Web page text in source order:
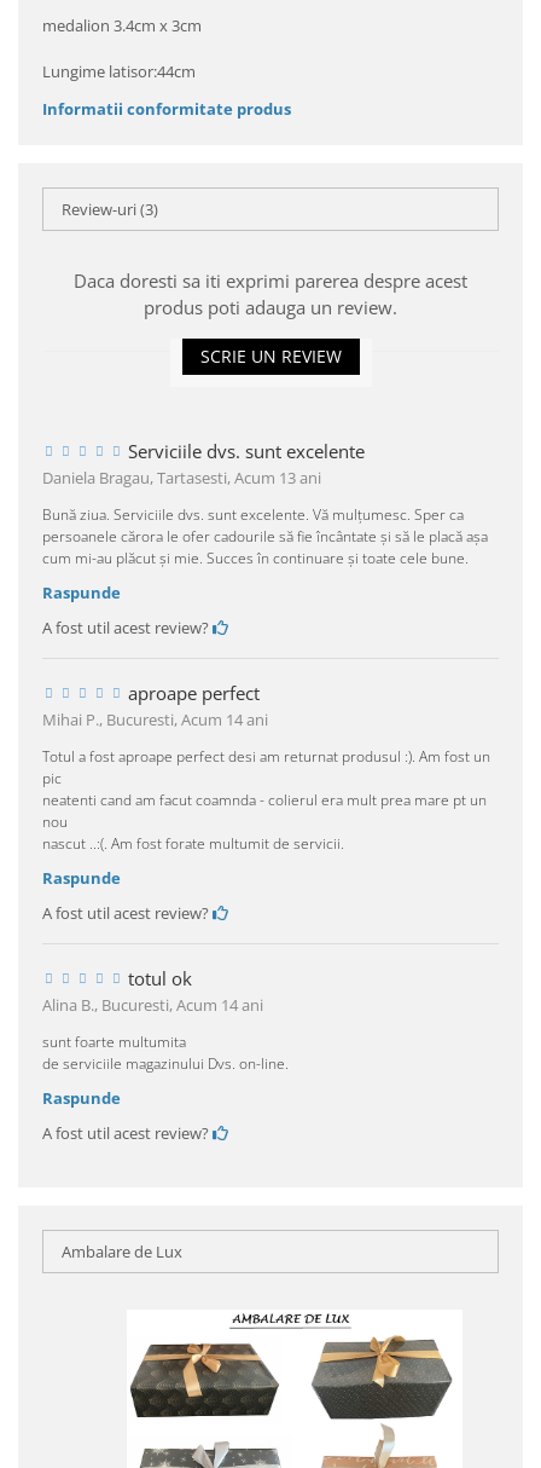
medalion 3.4cm x 3cm
Lungime latisor:44cm
Informatii conformitate produs
Review-uri(3)
Daca doresti sa iti exprimi parerea despre acest
produs poti adauga un review.
SCRIE UN REVIEW
Serviciile dvs. sunt excelente
Daniela Bragau, Tartasesti,Acum 13 ani
Bună ziua. Serviciile dvs. sunt excelente. Vă mulţumesc. Sper ca
persoanele cărora le ofer cadourile să fie încântate şi să le placă aşa
cum mi-au plăcut şi mie. Succes în continuare şi toate cele bune.
Raspunde
A fost util acest review?
aproape perfect
Mihai P., Bucuresti,Acum 14 ani
Totul a fost aproape perfect desi am returnat produsul :). Am fost un
pic
neatenti cand am facut coamnda - colierul era mult prea mare pt un
nou
nascut ..:(. Am fost forate multumit de servicii.
Raspunde
A fost util acest review?
totul ok
Alina B., Bucuresti,Acum 14 ani
sunt foarte multumita
de serviciile magazinului Dvs. on-line.
Raspunde
A fost util acest review?
Ambalare de Lux